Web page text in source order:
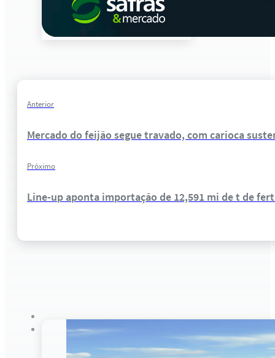
Anterior
Mercado do feijão segue travado, com carioca
Próximo
Line-up aponta importação de 12,591 mi de t de